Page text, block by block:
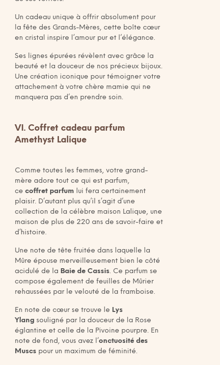
Un cadeau unique à offrir absolument pour
la fête des Grands-Mères, cette boîte cœur
en cristal inspire l’amour pur et l’élégance.
Ses lignes épurées révèlent avec grâce la
beauté et la douceur de nos précieux bijoux.
Une création iconique pour témoigner votre
attachement à votre chère mamie qui ne
manquera pas d’en prendre soin.
VI. Coffret cadeau parfum
Amethyst Lalique
Comme toutes les femmes, votre grand-
mère adore tout ce qui est parfum,
ce coffret parfum
lui fera certainement
plaisir. D’autant plus qu’il s’agit d’une
collection de la célèbre maison Lalique, une
maison de plus de 220 ans de savoir-faire et
d’histoire.
Une note de tête fruitée dans laquelle la
Mûre épouse merveilleusement bien le côté
acidulé de la Baie de Cassis. Ce parfum se
compose également de feuilles de Mûrier
rehaussées par le velouté de la framboise.
En note de cœur se trouve le Lys
Ylang souligné par la douceur de la Rose
églantine et celle de la Pivoine pourpre. En
note de fond, vous avez l’onctuosité des
Muscs pour un maximum de féminité.